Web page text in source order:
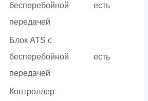
бесперебойной
передачей
есть
Блок ATS с
бесперебойной
передачей
есть
Контроллер